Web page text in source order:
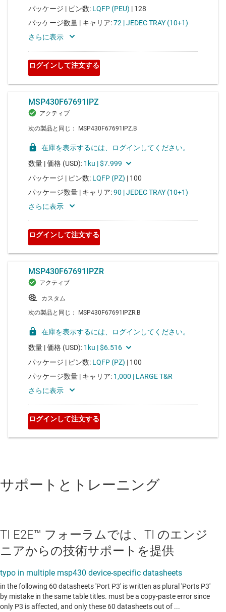
サポートとトレーニング
TI E2E™ フォーラムでは、TI のエンジ
ニアからの技術サポートを提供